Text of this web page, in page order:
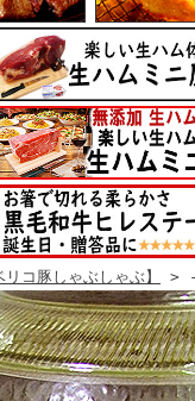
リコ豚しゃぶしゃぶ】 > -